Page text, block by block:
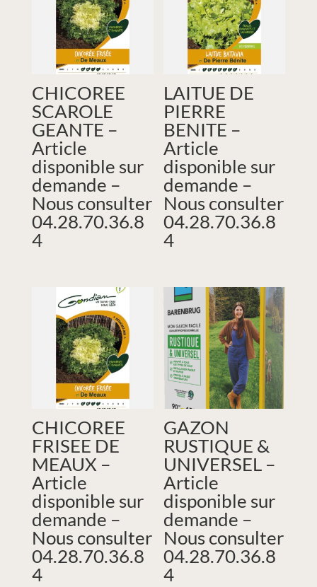
CHICOREE
SCAROLE
GEANTE –
Article
disponible sur
demande –
Nous consulter
04.28.70.36.8
4
LAITUE DE
PIERRE
BENITE –
Article
disponible sur
demande –
Nous consulter
04.28.70.36.8
4
CHICOREE
FRISEE DE
MEAUX –
Article
disponible sur
demande –
Nous consulter
04.28.70.36.8
4
GAZON
RUSTIQUE &
UNIVERSEL –
Article
disponible sur
demande –
Nous consulter
04.28.70.36.8
4